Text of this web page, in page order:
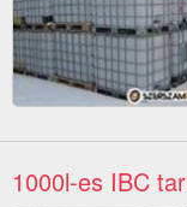
1000l-es IBC